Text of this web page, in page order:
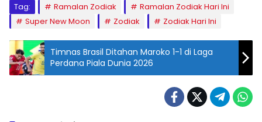
Tag: Ramalan Zodiak
Ramalan Zodiak Hari Ini
Super New Moon
Zodiak Zodiak Hari Ini
Timnas Brasil Ditahan Maroko 1-1 di Laga
Perdana Piala Dunia 2026